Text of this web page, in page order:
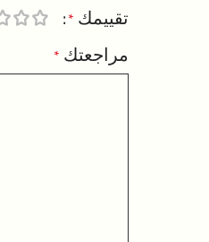
تقييمك *
مراجعتك *